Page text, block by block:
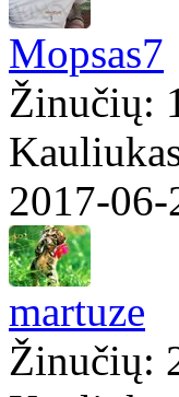
Mopsas7
Žinučių:
2017-
martuze
Žinučių: